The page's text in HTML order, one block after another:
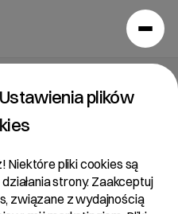
7/2024 plików
Niektóre pliki cookies są
strony. Zaakceptuj
związane z wydajnością